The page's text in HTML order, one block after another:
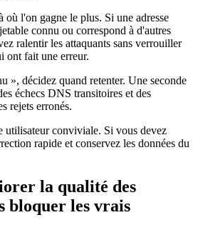
où l'on gagne le plus. Si une adresse
connu ou correspond à d'autres
ralentir les attaquants sans verrouiller
ont fait une erreur.
», décidez quand retenter. Une seconde
échecs DNS transitoires et des
rejets erronés.
utilisateur conviviale. Si vous devez
rapide et conservez les données du
la qualité des
bloquer les vrais